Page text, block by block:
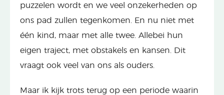
puzzelen wordt en we veel onzekerheden op
ons pad zullen tegenkomen. En nu niet met
één kind, maar met alle twee. Allebei hun
eigen traject, met obstakels en kansen. Dit
vraagt ook veel van ons als ouders.
Maar ik kijk trots terug op een periode waarin